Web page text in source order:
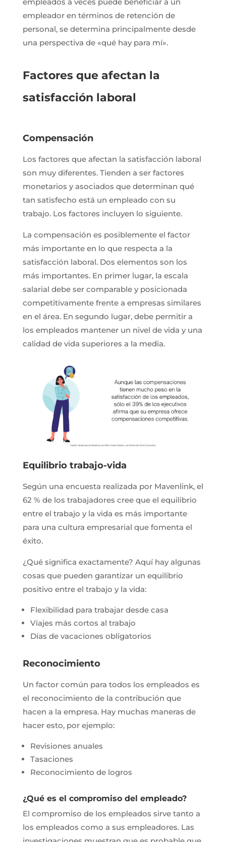
empleados a veces puede beneficiar a un
empleador en términos de retención de
personal, se determina principalmente desde
una perspectiva de «qué hay para mí».
Factores que afectan la
satisfacción laboral
Compensación
Los factores que afectan la satisfacción laboral
son muy diferentes. Tienden a ser factores
monetarios y asociados que determinan qué
tan satisfecho está un empleado con su
trabajo. Los factores incluyen lo siguiente.
La compensación es posiblemente el factor
más importante en lo que respecta a la
satisfacción laboral. Dos elementos son los
más importantes. En primer lugar, la escala
salarial debe ser comparable y posicionada
competitivamente frente a empresas similares
en el área. En segundo lugar, debe permitir a
los empleados mantener un nivel de vida y una
calidad de vida superiores a la media.
Equilibrio trabajo-vida
Según una encuesta realizada por Mavenlink, el
62 % de los trabajadores cree que el equilibrio
entre el trabajo y la vida es más importante
para una cultura empresarial que fomenta el
éxito.
¿Qué significa exactamente? Aquí hay algunas
cosas que pueden garantizar un equilibrio
positivo entre el trabajo y la vida:
Flexibilidad para trabajar desde casa
Viajes más cortos al trabajo
Días de vacaciones obligatorios
Reconocimiento
Un factor común para todos los empleados es
el reconocimiento de la contribución que
hacen a la empresa. Hay muchas maneras de
hacer esto, por ejemplo:
Revisiones anuales
Tasaciones
Reconocimiento de logros
¿Qué es el compromiso del empleado?
El compromiso de los empleados sirve tanto a
los empleados como a sus empleadores. Las